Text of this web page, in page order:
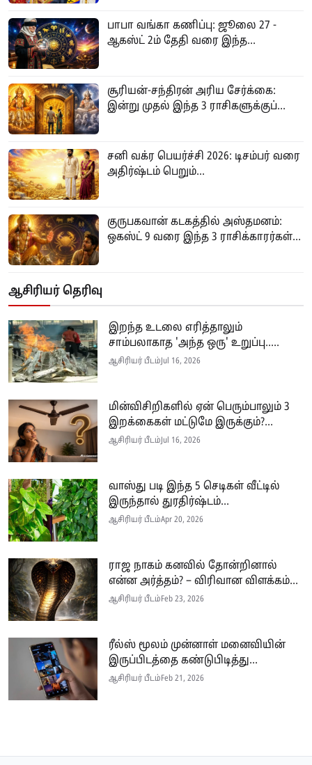
பாபா வங்கா கணிப்பு: ஜூலை 27 -
ஆகஸ்ட் 2ம் தேதி வரை இந்த...
சூரியன்-சந்திரன் அரிய சேர்க்கை:
இன்று முதல் இந்த 3 ராசிகளுக்குப்...
சனி வக்ர பெயர்ச்சி 2026: டிசம்பர் வரை
அதிர்ஷ்டம் பெறும்...
குருபகவான் கடகத்தில் அஸ்தமனம்:
ஒகஸ்ட் 9 வரை இந்த 3 ராசிக்காரர்கள்...
ஆசிரியர் தெரிவு
இறந்த உடலை எரித்தாலும்
சாம்பலாகாத 'அந்த ஒரு' உறுப்பு.....
ஆசிரியர் பீடம்Jul 16, 2026
மின்விசிறிகளில் ஏன் பெரும்பாலும் 3
இறக்கைகள் மட்டுமே இருக்கும்?...
ஆசிரியர் பீடம்Jul 16, 2026
வாஸ்து படி இந்த 5 செடிகள் வீட்டில்
இருந்தால் துரதிர்ஷ்டம்...
ஆசிரியர் பீடம்Apr 20, 2026
ராஜ நாகம் கனவில் தோன்றினால்
என்ன அர்த்தம்? – விரிவான விளக்கம்...
ஆசிரியர் பீடம்Feb 23, 2026
ரீல்ஸ் மூலம் முன்னாள் மனைவியின்
இருப்பிடத்தை கண்டுபிடித்து...
ஆசிரியர் பீடம்Feb 21, 2026